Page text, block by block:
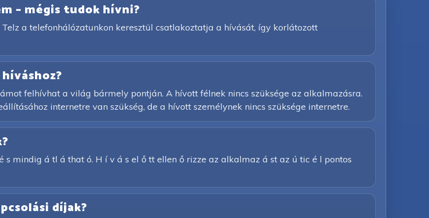
– mégis tudok hívni?
a telefonhálózatunkon keresztül csatlakoztatja a hívását, így korlátozott
felhívhat a világ bármely pontján. A hívott félnek nincs szüksége az alkalmazásra.
internetre van szükség, de a hívott személynek nincs szüksége internetre.
s mindig á tl á that ó. H í v á s el ő tt ellen ő rizze az alkalmaz á st az ú tic é l pontos
díjak?